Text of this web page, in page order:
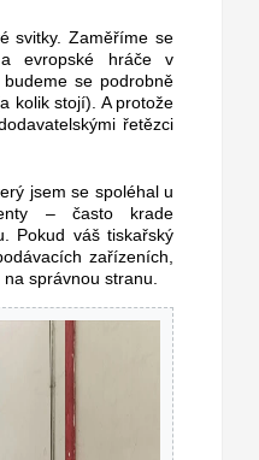
svitky. Zaměříme se
evropské hráče v
se podrobně
kolik stojí). A protože
řetězci
jsem se spoléhal u
– často krade
Pokud váš tiskařský
zařízeních,
správnou stranu.